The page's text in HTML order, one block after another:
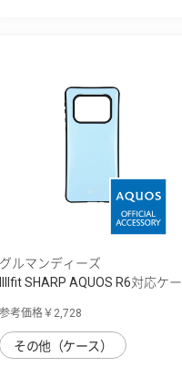
グルマンディーズ
IIIIfit SHARP AQUOS R6対応ケー
参考価格￥2,728
その他（ケース）